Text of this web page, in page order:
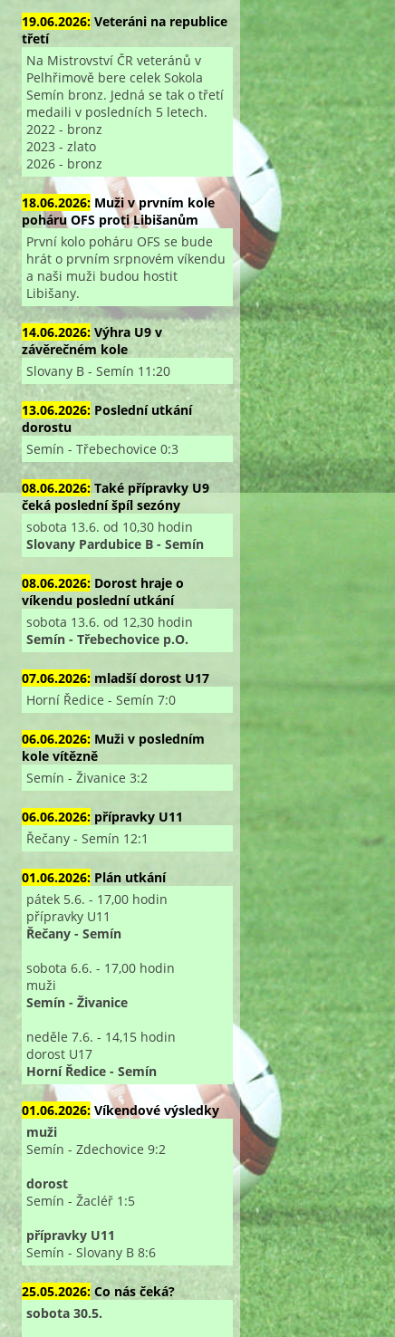
19.06.2026: Veteráni na republice
třetí
Na Mistrovství ČR veteránů v
Pelhřimově bere celek Sokola
Semín bronz. Jedná se tak o třetí
medaili v posledních 5 letech.
2022 - bronz
2023 - zlato
2026 - bronz
18.06.2026: Muži v prvním kole
poháru OFS proti Libišanům
První kolo poháru OFS se bude
hrát o prvním srpnovém víkendu
a naši muži budou hostit
Libišany.
14.06.2026: Výhra U9 v
závěrečném kole
Slovany B - Semín 11:20
13.06.2026: Poslední utkání
dorostu
Semín - Třebechovice 0:3
08.06.2026: Také přípravky U9
čeká poslední špíl sezóny
sobota 13.6. od 10,30 hodin
Slovany Pardubice B - Semín
08.06.2026: Dorost hraje o
víkendu poslední utkání
sobota 13.6. od 12,30 hodin
Semín - Třebechovice p.O.
07.06.2026: mladší dorost U17
Horní Ředice - Semín 7:0
06.06.2026: Muži v posledním
kole vítězně
Semín - Živanice 3:2
06.06.2026: přípravky U11
Řečany - Semín 12:1
01.06.2026: Plán utkání
pátek 5.6. - 17,00 hodin
přípravky U11
Řečany - Semín
sobota 6.6. - 17,00 hodin
muži
Semín - Živanice
neděle 7.6. - 14,15 hodin
dorost U17
Horní Ředice - Semín
01.06.2026: Víkendové výsledky
muži
Semín - Zdechovice 9:2
dorost
Semín - Žacléř 1:5
přípravky U11
Semín - Slovany B 8:6
25.05.2026: Co nás čeká?
sobota 30.5.